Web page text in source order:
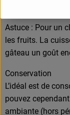
Astuce : Pour un
les fruits. La
gâteau un goût
Conservation
L’idéal est de
pouvez
ambiante (hors